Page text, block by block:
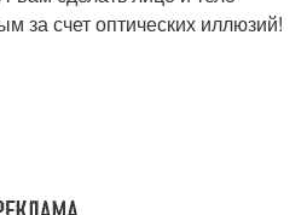
за счет оптических иллюзий!